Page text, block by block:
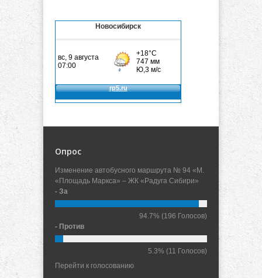
Новосибирск
Опрос
Изменение автобусного маршрута № 94 «М.
«Площадь Маркса» – ЖК «Радуга Сибири»
- За
94.7% (196 Голосов)
- Против
5.3% (11 Голосов)
Перейти к голосованию